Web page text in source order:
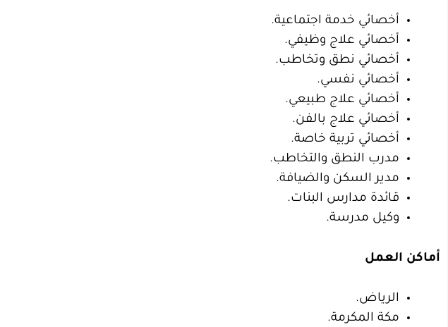
أخصائي خدمة اجتماعية.
أخصائي علاج وظيفي.
أخصائي نطق وتخاطب.
أخصائي نفسي.
أخصائي علاج طبيعي.
أخصائي علاج بالفن.
أخصائي تربية خاصة.
مدرب النطق والتخاطب.
مدير السكن والضيافة.
قائدة مدارس البنات.
وكيل مدرسة.
أماكن العمل
الرياض.
مكة المكرمة.